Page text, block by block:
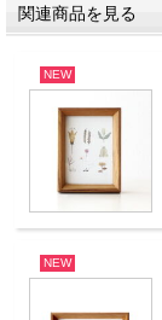
関連商品を見る
NEW
NEW